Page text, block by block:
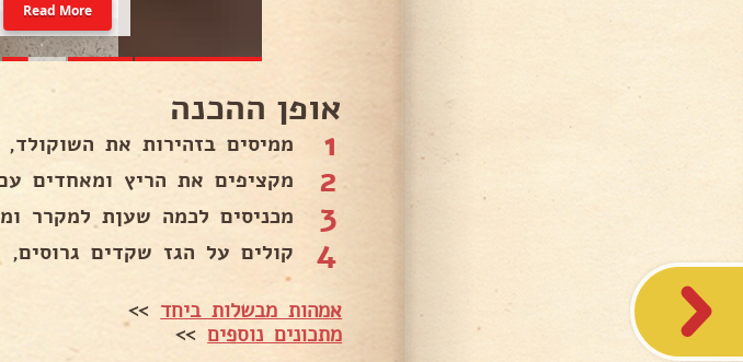
Read More
אופן ההכנה
1 ממיסים בזהירות את
2 מקציפים את הריץ ומאחדים
3 מכניסים לכמה שעןת למקרר
4 קולים על הגז שקדים
אמהות מבשלות ביחד >>
מתכונים נוספים>>